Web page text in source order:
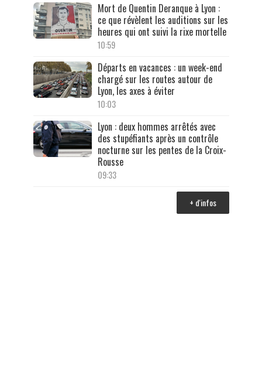
Mort de Quentin Deranque à Lyon :
ce que révèlent les auditions sur les
heures qui ont suivi la rixe mortelle
10:59
Départs en vacances : un week-end
chargé sur les routes autour de
Lyon, les axes à éviter
10:03
Lyon : deux hommes arrêtés avec
des stupéfiants après un contrôle
nocturne sur les pentes de la Croix-
Rousse
09:33
+ d'infos